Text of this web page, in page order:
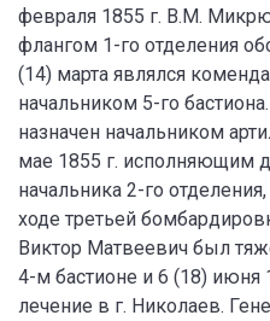
февраля 1855 г. В.М.
флангом 1-го отделения
(14) марта являлся
начальником 5-го
назначен начальником
мае 1855 г. исполняющим
начальника 2-го
ходе третьей
Виктор Матвеевич был
4-м бастионе и 6 (18) июня
лечение в г. Николаев.